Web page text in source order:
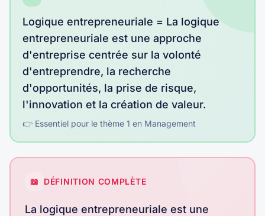
Logique entrepreneuriale = La logique
entrepreneuriale est une approche
d'entreprise centrée sur la volonté
d'entreprendre, la recherche
d'opportunités, la prise de risque,
l'innovation et la création de valeur.
👉 Essentiel pour le thème 1 en Management
📖 DÉFINITION COMPLÈTE
La logique entrepreneuriale est une